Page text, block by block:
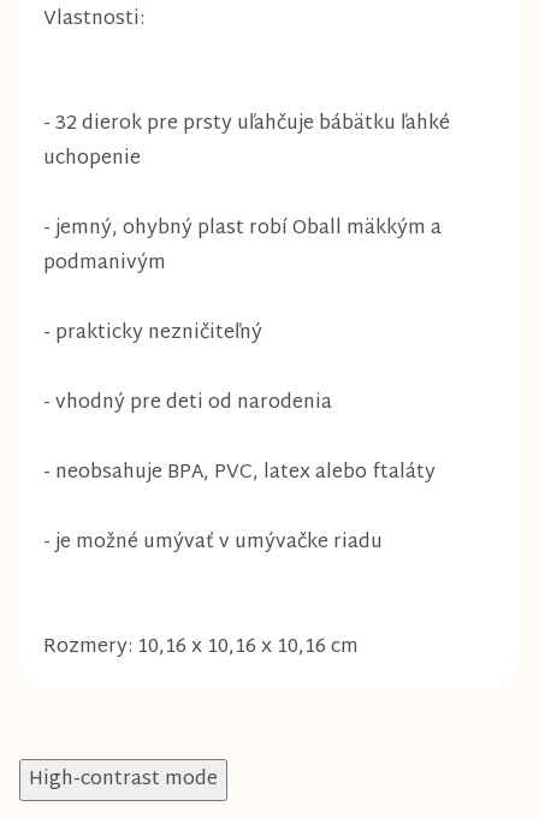
Vlastnosti:
- 32 dierok pre prsty uľahčuje bábätku ľahké
uchopenie
- jemný, ohybný plast robí Oball mäkkým a
podmanivým
- prakticky nezničiteľný
- vhodný pre deti od narodenia
- neobsahuje BPA, PVC, latex alebo ftaláty
- je možné umývať v umývačke riadu
Rozmery: 10,16 x 10,16 x 10,16 cm
High-contrast mode